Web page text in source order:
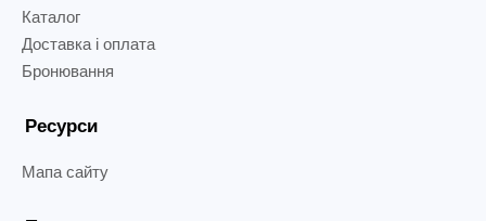
Каталог
Доставка і оплата
Бронювання
Ресурси
Мапа сайту